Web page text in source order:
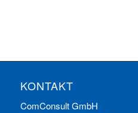
KONTAKT
ComConsult GmbH